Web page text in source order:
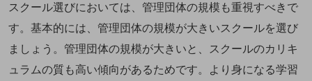
スクール選びにおいては、管理団体の規模も重視すべきで
す。基本的には、管理団体の規模が大きいスクールを選び
ましょう。管理団体の規模が大きいと、スクールのカリキ
ュラムの質も高い傾向があるためです。より身になる学習